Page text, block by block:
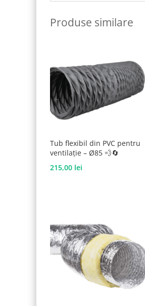
Produse similare
Tub flexibil din PVC pentru
ventilație – Ø85 💨🔄
215,00 lei